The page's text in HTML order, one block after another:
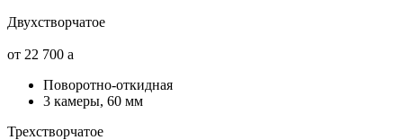
Двухстворчатое
от 22 700 a
Поворотно-откидная
3 камеры, 60 мм
Трехстворчатое